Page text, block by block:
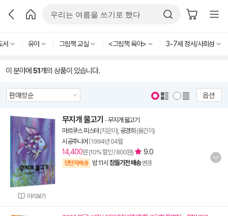
서 유아 그림책 교실 <그림책 육아> 3~7세 정서/사회성
이 분야에 51개의 상품이 있습니다.
옵션
미리보기
무지개 물고기 -무지개 물고기
마르쿠스 피스터 (지은이), 공경희 (옮긴이)
시공주니어 1994년 04월
14,400원 (10% 할인 / 800원) 9.0
양탄자배송 밤 11시 잠들기전 배송 변경